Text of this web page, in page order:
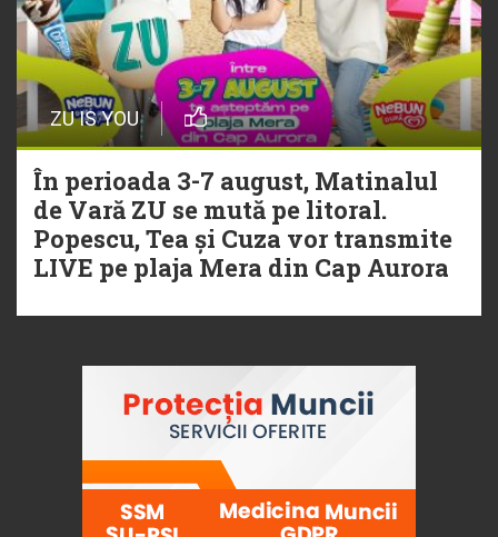
ZU IS YOU
În perioada 3-7 august, Matinalul
de Vară ZU se mută pe litoral.
Popescu, Tea și Cuza vor transmite
LIVE pe plaja Mera din Cap Aurora